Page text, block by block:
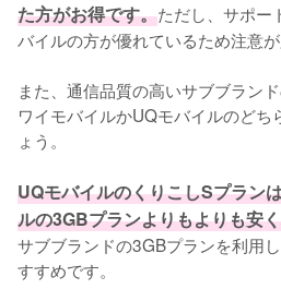
た方がお得です。ただし、サポー
バイルの方が優れているため注意が
また、通信品質の高いサブブラン
ワイモバイルかUQモバイルのどち
ょう。
UQモバイルのくりこしSプラン
ルの3GBプランよりもよりも安
サブブランドの3GBプランを利用
すすめです。